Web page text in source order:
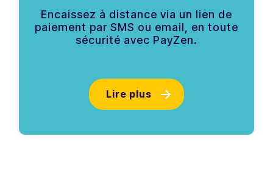
Encaissez à distance via un lien de
paiement par SMS ou email, en toute
sécurité avec PayZen.
Lire plus